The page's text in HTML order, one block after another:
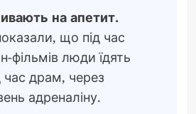
на апетит.
що під час
фільмів люди їдять
час драм, через
адреналіну.